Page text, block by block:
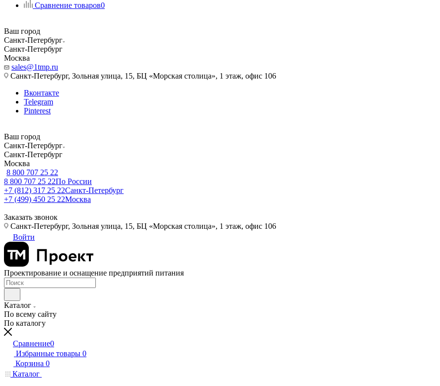
Сравнение товаров0
Ваш город
Санкт-Петербург
Санкт-Петербург
Москва
sales@1tmp.ru
Санкт-Петербург, Зольная улица, 15, БЦ «Морская столица», 1 этаж, офис 106
Вконтакте
Telegram
Pinterest
Ваш город
Санкт-Петербург
Санкт-Петербург
Москва
8 800 707 25 22
8 800 707 25 22По России
+7 (812) 317 25 22Санкт-Петербург
+7 (499) 450 25 22Москва
Заказать звонок
Санкт-Петербург, Зольная улица, 15, БЦ «Морская столица», 1 этаж, офис 106
Войти
Проектирование и оснащение предприятий питания
Каталог
По всему сайту
По каталогу
Сравнение0
Избранные товары 0
Корзина 0
Каталог